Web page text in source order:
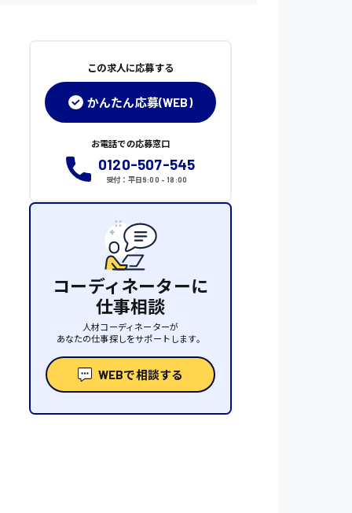
この求人に応募する
かんたん応募(WEB)
お電話での応募窓口
0120-507-545
受付：平日9:00 - 18:00
コーディネーターに
仕事相談
人材コーディネーターが
あなたの仕事探しをサポートします。
WEBで相談する